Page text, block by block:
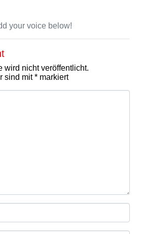
your voice below!
wird nicht veröffentlicht.
sind mit* markiert